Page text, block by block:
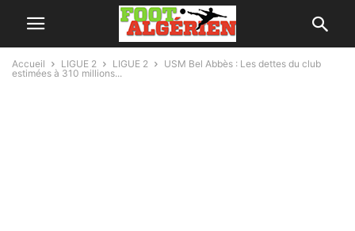
Accueil LIGUE 2 LIGUE 2
USM Bel Abbès : Les dettes du club
estimées à 310 millions...